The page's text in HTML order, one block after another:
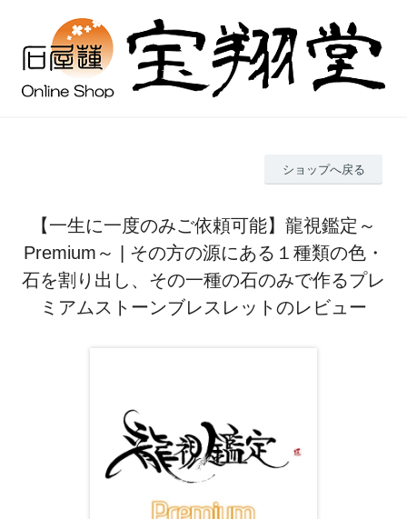
ショップへ戻る
【一生に一度のみご依頼可能】龍視鑑定～
Premium～ | その方の源にある１種類の色・
石を割り出し、その一種の石のみで作るプレ
ミアムストーンブレスレットのレビュー